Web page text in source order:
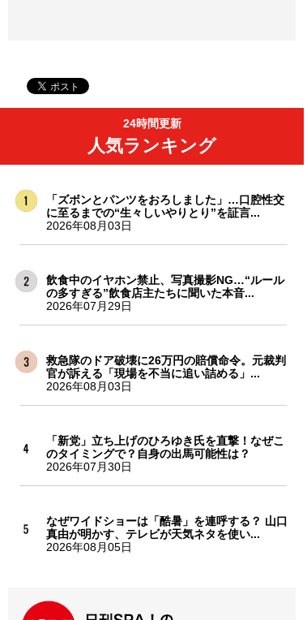
24時間更新
人気ランキング
「ズボンとパンツをおろしました」…口腔性交
に至るまでの“生々しいやりとり”を証言...
2026年08月03日
飲食中のイヤホン禁止、写真撮影NG…“ルール
の多すぎる”飲食店主たちに聞いた本音...
2026年07月29日
救急隊のドア破壊に26万円の賠償命令。元裁判
官が訴える「現場を不当に追い詰める」...
2026年08月03日
「新党」立ち上げのひろゆき氏を直撃！なぜこ
のタイミングで？自身の出馬可能性は？
2026年07月30日
なぜワイドショーは「酷暑」を連呼する？ 山口
真由が明かす、テレビが天気ネタを使い...
2026年08月05日